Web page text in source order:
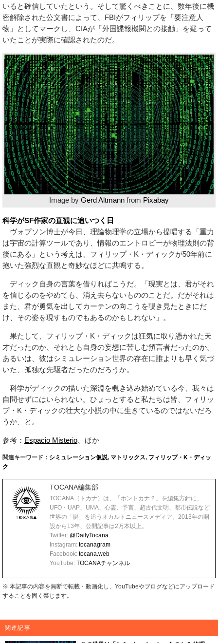
いると確信していたという。そして驚くべきことに、数年後に機
密解除された公文書によって、FBIがフィリップを「要注意人
物」としてマークし、CIAが「外国諜報機関との接触」を疑って
いたことが実際に確認されたのだ。
Image by Gerd Altmann from Pixabay
科学がSF作家の直観に追いつく日
ヴォプソン博士が今日、理論物理学の立場から提唱する「重力
は宇宙の計算ツールであり、情報のエントロピーが物理法則の背
後にある」という考えは、フィリップ・K・ディックが50年前に
抱いた強烈な直観と奇妙なほどに共鳴する。
ディック自身の言葉を借りればこうだ。「現実とは、君がそれ
を信じるのをやめても、消え去らないもののことだ。だがそれは
また、君が勇気を出してカーテンの向こうを覗き見たときにだ
け、その姿を現すものでもあるのかもしれない」。
果たして、フィリップ・K・ディックは狂気に取り憑かれた天
才だったのか、それとも自身の妄想に苦しむ預言者だったのか。
あるいは、彼はシミュレーション世界の存在に誰よりも早く気づ
いた、孤独な先駆者だったのだろうか。
科学がディックの描いた深淵を覗き込み始めている今、我々は
自問せずにはいられない。ひょっとすると私たちは皆、フィリッ
プ・K・ディックの壮大な小説の中に生きているのではないだろ
うか、と。
参考： Espacio Misterio 、ほか
関連キーワード： シミュレーション仮説, マトリックス, フィリップ・K・ディッ
ク
TOCANA編集部
TOCANA（トカナ）は、「ホントカナ？」を編集方針に、
UFO・UAP、UMA、心霊、予言、超古代文明、都市伝説など
世界の「謎」を追うオカルトニュースメディア。2013年の開
設から13年、公開記事は2万本以上。
Twitter: @DailyTocana
Instagram: tocanagram
Facebook: tocana.web
YouTube: TOCANAチャンネル
※ 本記事の内容を無断で転載・動画化し、YouTubeやブログなどにアップロード
することを固く禁じます。
関連記事